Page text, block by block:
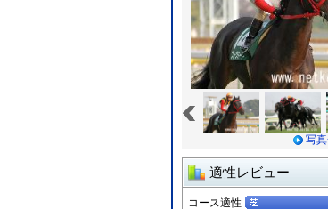
写
適性レビュー
コース適性